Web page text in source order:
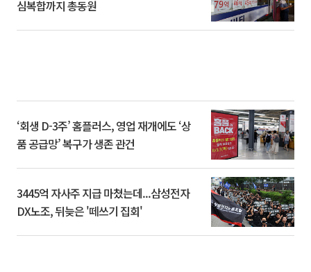
심복합까지 총동원
‘회생 D-3주’ 홈플러스, 영업 재개에도 ‘상
품 공급망’ 복구가 생존 관건
3445억 자사주 지급 마쳤는데...삼성전자
DX노조, 뒤늦은 '떼쓰기 집회'